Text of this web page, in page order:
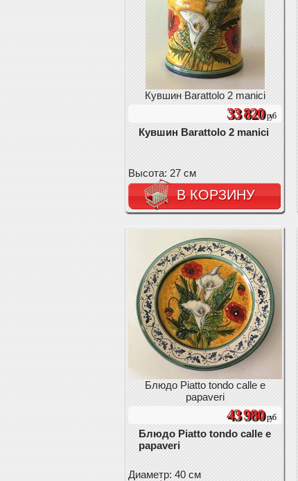
Кувшин Barattolo 2 manici
33 820руб
Кувшин Barattolo 2 manici
Высота: 27 см
В КОРЗИНУ
Блюдо Piatto tondo calle e
papaveri
43 980руб
Блюдо Piatto tondo calle e
papaveri
Диаметр: 40 см